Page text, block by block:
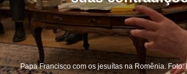
Papa Francisco com os jesuítas na Romênia.